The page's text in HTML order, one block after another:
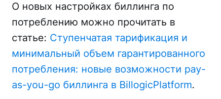
О новых настройках биллинга по
потреблению можно прочитать в
статье: Ступенчатая тарификация и
минимальный объем гарантированного
потребления: новые возможности pay-
as-you-go биллинга в BillogicPlatform.